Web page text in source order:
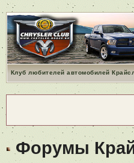
Клуб любителей автомобилей
Форумы